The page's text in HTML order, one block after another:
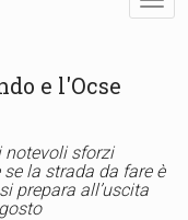
e l'Ocse
notevoli sforzi
la strada da fare è
prepara all’uscita